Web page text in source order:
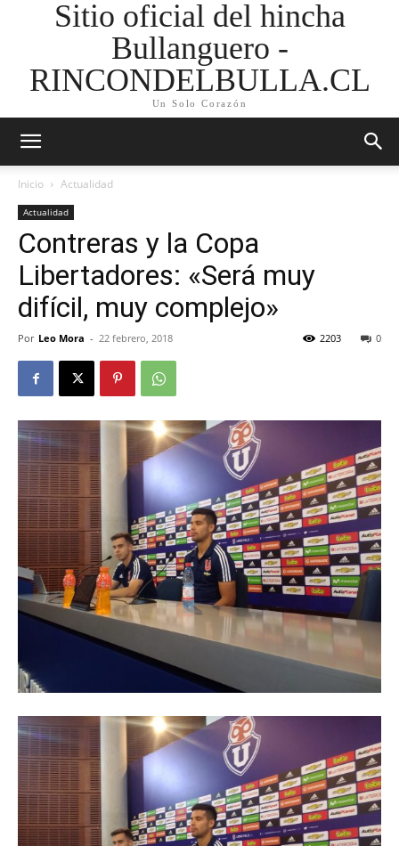
Sitio oficial del hincha
Bullanguero -
RINCONDELBULLA.CL
Un Solo Corazón
Inicio Actualidad
Actualidad
Contreras y la Copa
Libertadores: «Será muy
difícil, muy complejo»
Por Leo Mora - 22 febrero, 2018 0
2203